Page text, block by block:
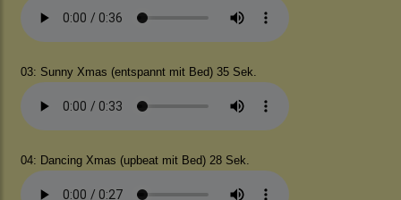
03: Sunny Xmas (entspannt mit Bed) 35 Sek.
04: Dancing Xmas (upbeat mit Bed) 28 Sek.